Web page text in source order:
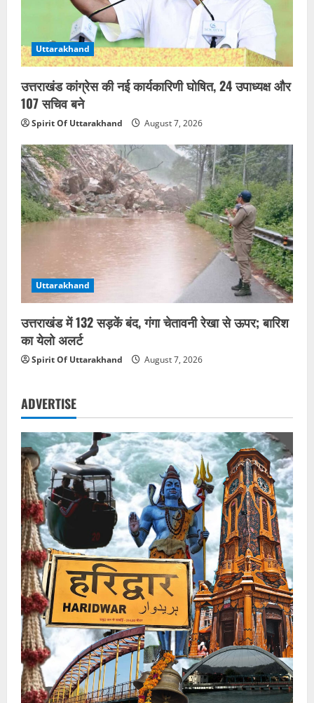
Uttarakhand
उत्तराखंड कांग्रेस की नई कार्यकारिणी घोषित, 24 उपाध्यक्ष और
107 सचिव बने
Spirit Of Uttarakhand August 7, 2026
Uttarakhand
उत्तराखंड में 132 सड़कें बंद, गंगा चेतावनी रेखा से ऊपर; बारिश
का येलो अलर्ट
Spirit Of Uttarakhand August 7, 2026
ADVERTISE